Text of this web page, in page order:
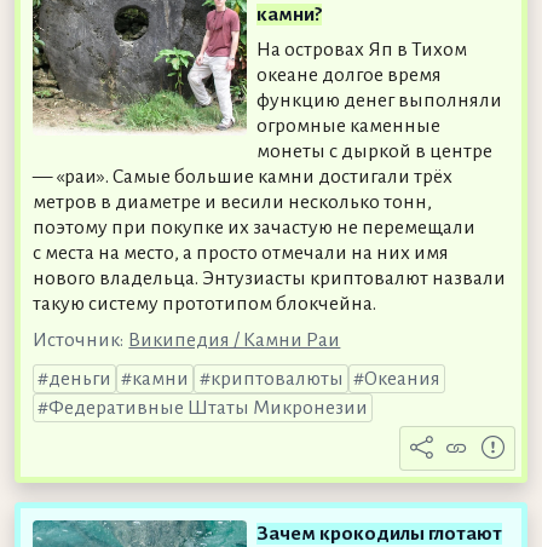
камни?
На островах Яп в Тихом
океане долгое время
функцию денег выполняли
огромные каменные
монеты с дыркой в центре
— «раи». Самые большие камни достигали трёх
метров в диаметре и весили несколько тонн,
поэтому при покупке их зачастую не перемещали
с места на место, а просто отмечали на них имя
нового владельца. Энтузиасты криптовалют назвали
такую систему прототипом блокчейна.
Источник: Википедия / Камни Раи
деньги
камни криптовалюты
Океания
Федеративные Штаты Микронезии
Зачем крокодилы глотают